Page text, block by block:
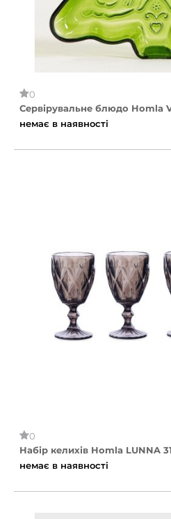
0
Сервірувальне блюдо Homla
немає в наявності
0
Набір келихів Homla LUNNA
немає в наявності